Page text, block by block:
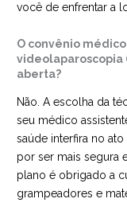
você de enfrentar a
O convênio
videolaparoscopia
aberta?
Não. A escolha da
seu médico
saúde interfira no
por ser mais segura
plano é obrigado a
grampeadores e